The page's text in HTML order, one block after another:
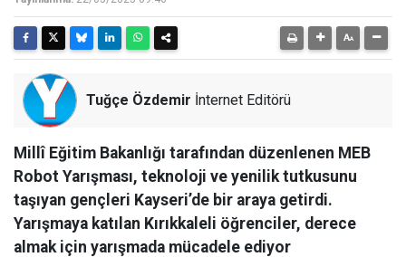
Tuğçe Özdemir İnternet Editörü
Millî Eğitim Bakanlığı tarafından düzenlenen MEB
Robot Yarışması, teknoloji ve yenilik tutkusunu
taşıyan gençleri Kayseri’de bir araya getirdi.
Yarışmaya katılan Kırıkkaleli öğrenciler, derece
almak için yarışmada mücadele ediyor